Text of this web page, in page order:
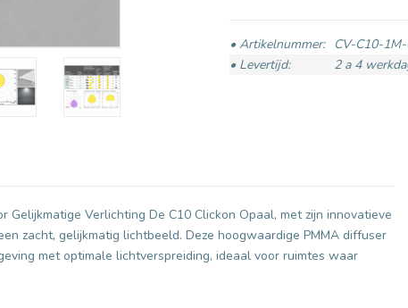
• Artikelnummer:
CV-C10-
• Levertijd:
2 a 4
Gelijkmatige Verlichting De C10 Clickon Opaal, met zijn innovatieve
zacht, gelijkmatig lichtbeeld. Deze hoogwaardige PMMA diffuser
met optimale lichtverspreiding, ideaal voor ruimtes waar